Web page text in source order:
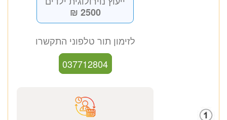
ד״ר סיון אקשטיין
נוירולוגית ילדים והתפתחות הילד
כתובת מרפאה: קויפמן 6 תל אביב
ייעוץ נוירולוגית ילדים